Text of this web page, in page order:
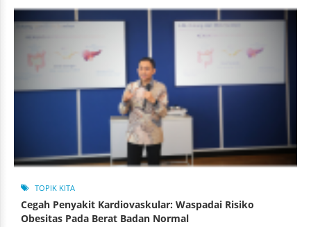
TOPIK KITA
Cegah Penyakit Kardiovaskular: Waspadai Risiko
Obesitas Pada Berat Badan Normal